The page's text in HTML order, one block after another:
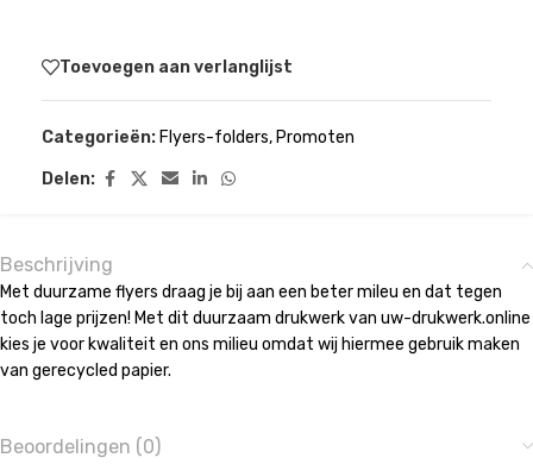
Toevoegen aan verlanglijst
Categorieën: Flyers-folders, Promoten
Delen:
Beschrijving
Met duurzame flyers draag je bij aan een beter mileu en dat tegen
toch lage prijzen! Met dit duurzaam drukwerk van uw-drukwerk.online
kies je voor kwaliteit en ons milieu omdat wij hiermee gebruik maken
van gerecycled papier.
Beoordelingen (0)